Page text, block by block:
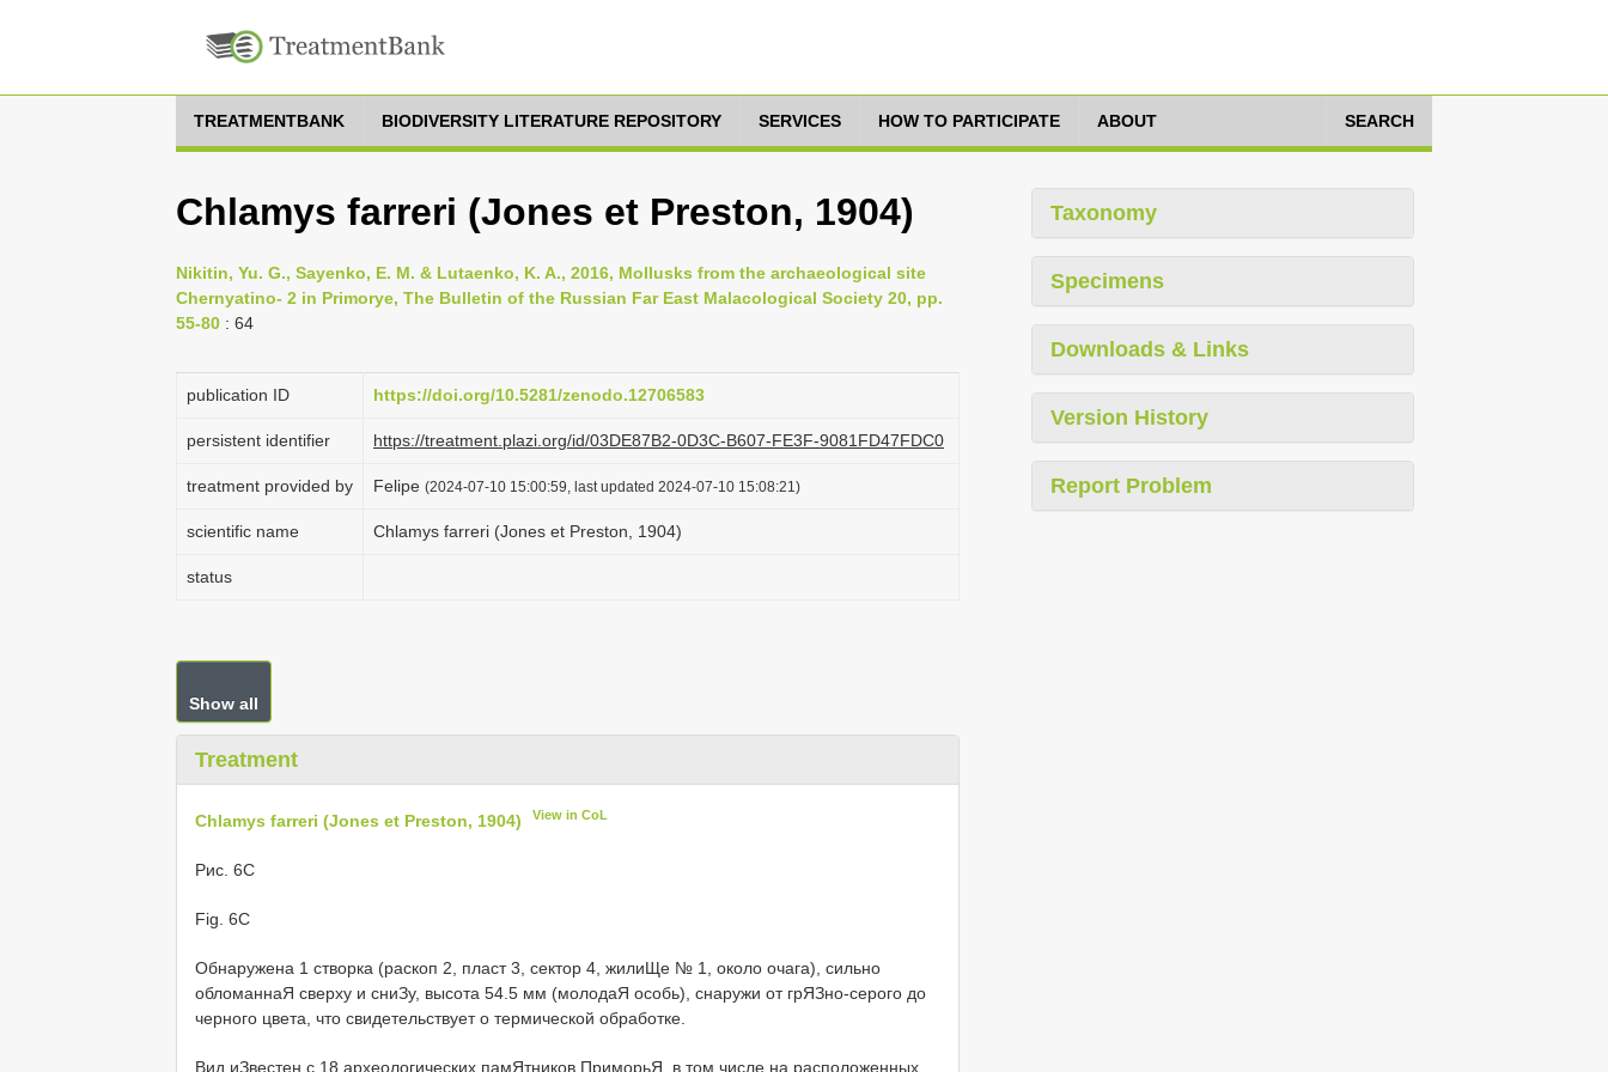
TREATMENTBANK BIODIVERSITY LITERATURE REPOSITORY SERVICES HOW TO PARTICIPATE ABOUT SEARCH
Chlamys farreri (Jones et Preston, 1904)
Nikitin, Yu. G., Sayenko, E. M. & Lutaenko, K. A., 2016, Mollusks from the archaeological site
Chernyatino- 2 in Primorye, The Bulletin of the Russian Far East Malacological Society 20, pp.
55-80 : 64
publication ID https://doi.org/10.5281/zenodo.12706583
persistent identifier https://treatment.plazi.org/id/03DE87B2-0D3C-B607-FE3F-9081FD47FDC0
treatment provided by Felipe (2024-07-10 15:00:59, last updated 2024-07-10 15:08:21)
scientific name Chlamys farreri (Jones et Preston, 1904)
status
Show all
Treatment
Chlamys farreri (Jones et Preston, 1904) View in CoL
Рис. 6C
Fig. 6C
Обнаружена 1 створка (раскоп 2, пласт 3, сектор 4, жилиЩе № 1, около очага), сильно
обломаннаЯ сверху и сниЗу, высота 54.5 мм (молодаЯ особь), снаружи от грЯЗно-серого до
черного цвета, что свидетельствует о термической обработке.
Вид иЗвестен с 18 археологических памЯтников ПриморьЯ, в том числе на расположенных
Taxonomy
Specimens
Downloads & Links
Version History
Report Problem